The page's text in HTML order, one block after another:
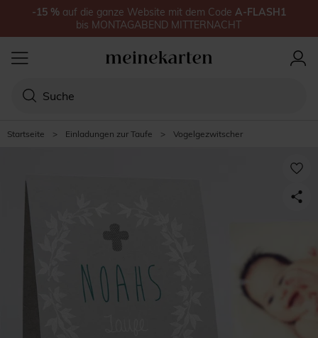
Startseite > Einladungen zur Taufe > Vogelgezwitscher
-15 % auf die ganze Website mit dem Code A-FLASH1
bis MONTAGABEND MITTERNACHT